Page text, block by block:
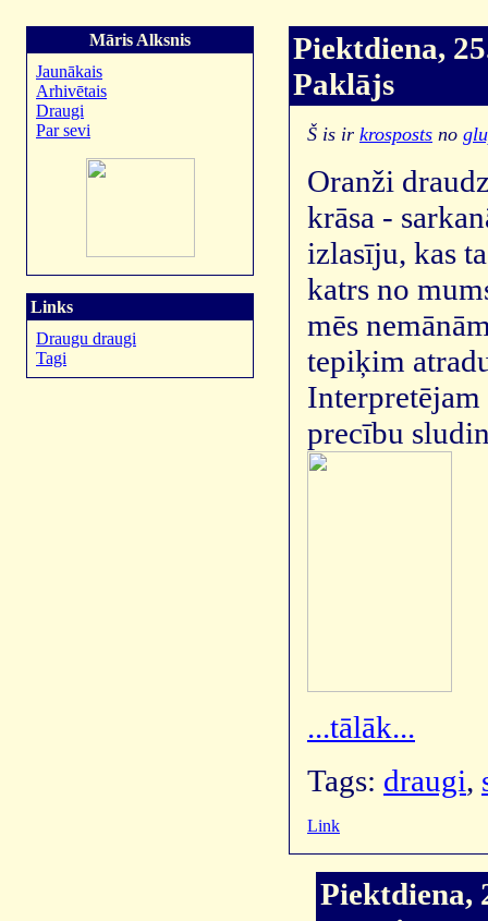
Māris Alksnis
Jaunākais
Arhivētais
Draugi
Par sevi
Links
Draugu draugi
Tagi
Piektdiena,
Paklājs
Š is ir krosposts no
Oranži
krāsa -
izlasīju, kas
katrs no
mēs
tepiķim
precību
...tālāk...
Tags: draugi,
Link
Piektdiena,